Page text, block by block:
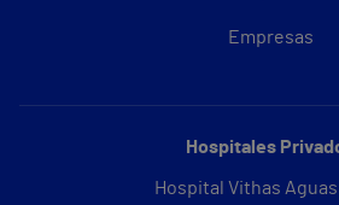
Empresas
Hospitales
Hospital Vithas